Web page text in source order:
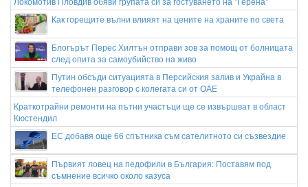
Как горещите вълни влияят на цените на храните по света
Блогърът Перес Хилтън отправи зов за помощ от болницата
след опита за самоубийство на живо
Путин обсъди ситуацията в Персийския залив и Украйна в
телефонен разговор с колегата си от ОАЕ
Краткотрайни ремонти на пътни участъци ще се извършват в област
Кюстендил
ЕС добавя още 66 спътника съм сателитното си съзвездие
Първият ловец на педофили в България: Поставям под
съмнение всичко около казуса